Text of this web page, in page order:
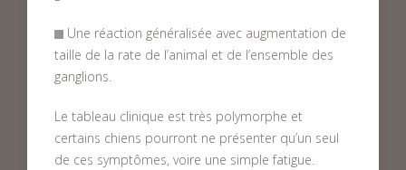
Une réaction généralisée avec augmentation de
taille de la rate de l’animal et de l’ensemble des
ganglions.
Le tableau clinique est très polymorphe et
certains chiens pourront ne présenter qu’un seul
de ces symptômes, voire une simple fatigue.